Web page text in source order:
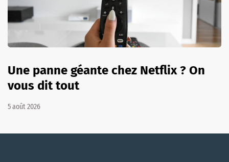
Une panne géante chez Netflix ? On
vous dit tout
5 août 2026